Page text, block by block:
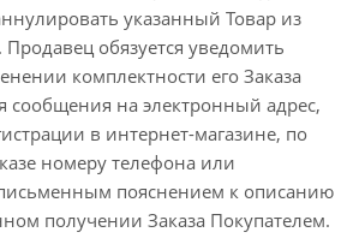
указанный Товар из
Продавец обязуется уведомить
комплектности его Заказа
сообщения на электронный адрес,
в интернет-магазине, по
номеру телефона или
пояснением к описанию
получении Заказа Покупателем.